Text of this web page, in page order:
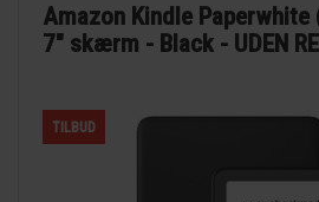
Amazon Kindle
7" skærm - Black - UDEN
TILBUD